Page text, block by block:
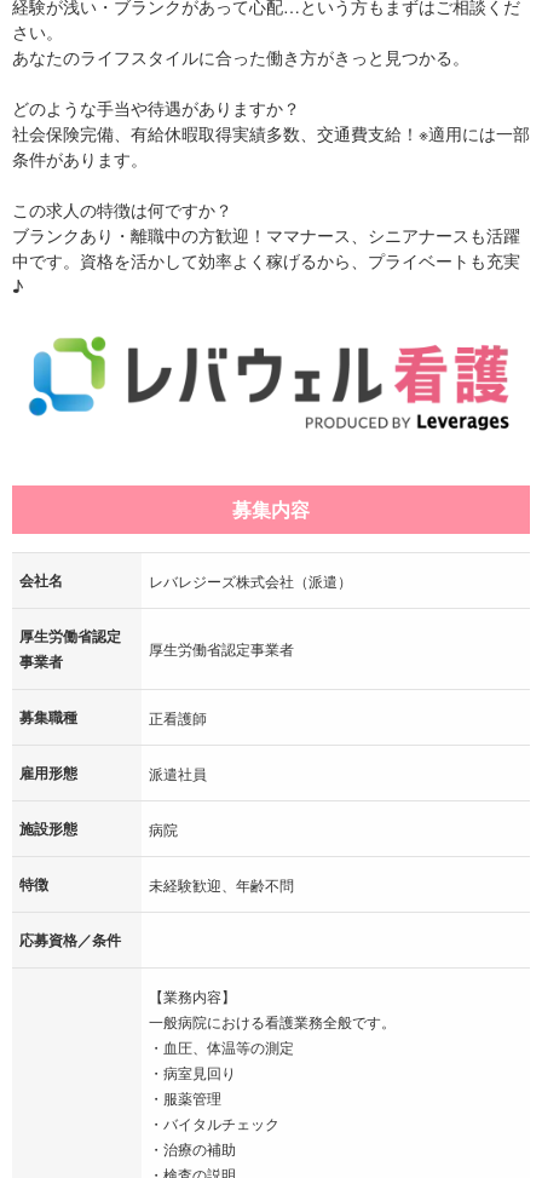
経験が浅い・ブランクがあって心配…という方もまずはご相談くだ
さい。
あなたのライフスタイルに合った働き方がきっと見つかる。
どのような手当や待遇がありますか？
社会保険完備、有給休暇取得実績多数、交通費支給！※適用には一部
条件があります。
この求人の特徴は何ですか？
ブランクあり・離職中の方歓迎！ママナース、シニアナースも活躍
中です。資格を活かして効率よく稼げるから、プライベートも充実
♪
募集内容
会社名 レバレジーズ株式会社（派遣）
厚生労働省認定
事業者
厚生労働省認定事業者
募集職種 正看護師
雇用形態 派遣社員
施設形態 病院
特徴 未経験歓迎、年齢不問
応募資格／条件
【業務内容】
一般病院における看護業務全般です。
・血圧、体温等の測定
・病室見回り
・服薬管理
・バイタルチェック
・治療の補助
・検査の説明